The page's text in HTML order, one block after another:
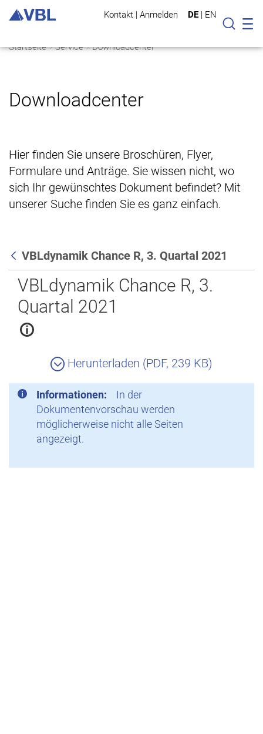
Kontakt | Anmelden DE | EN
Suche
Startseite Service Downloadcenter
Downloadcenter
Hier finden Sie unsere Broschüren, Flyer,
Formulare und Anträge. Sie wissen nicht, wo
sich Ihr gewünschtes Dokument befindet? Mit
unserer Suche finden Sie es ganz einfach.
Zurück
VBLdynamik Chance R, 3. Quartal 2021
VBLdynamik Chance R, 3.
Quartal 2021
Herunterladen (PDF, 239 KB)
Informationen:
In der
Dokumentenvorschau werden
möglicherweise nicht alle Seiten
angezeigt.